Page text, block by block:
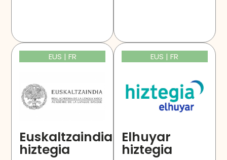
EUS | FR
Euskaltzaindiaren
hiztegia
EUS | FR
Elhuyar
hiztegia